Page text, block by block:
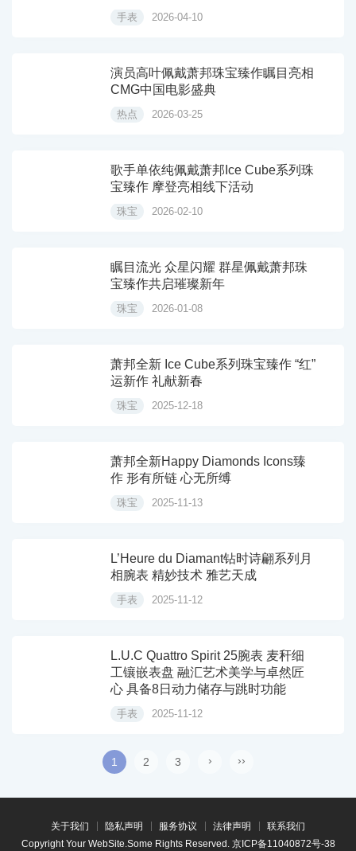
手表 2026-04-10
演员高叶佩戴萧邦珠宝臻作瞩目亮相
CMG中国电影盛典
热点 2026-03-25
歌手单依纯佩戴萧邦Ice Cube系列珠
宝臻作 摩登亮相线下活动
珠宝 2026-02-10
瞩目流光 众星闪耀 群星佩戴萧邦珠
宝臻作共启璀璨新年
珠宝 2026-01-08
萧邦全新 Ice Cube系列珠宝臻作 “红”
运新作 礼献新春
珠宝 2025-12-18
萧邦全新Happy Diamonds Icons臻
作 形有所链 心无所缚
珠宝 2025-11-13
L’Heure du Diamant钻时诗翩系列月
相腕表 精妙技术 雅艺天成
手表 2025-11-12
L.U.C Quattro Spirit 25腕表 麦秆细
工镶嵌表盘 融汇艺术美学与卓然匠
心 具备8日动力储存与跳时功能
手表 2025-11-12
1 2 3 › ››
关于我们 隐私声明 服务协议 法律声明
联系我们
Copyright Your WebSite.Some Rights Reserved. 京ICP备11040872号-38